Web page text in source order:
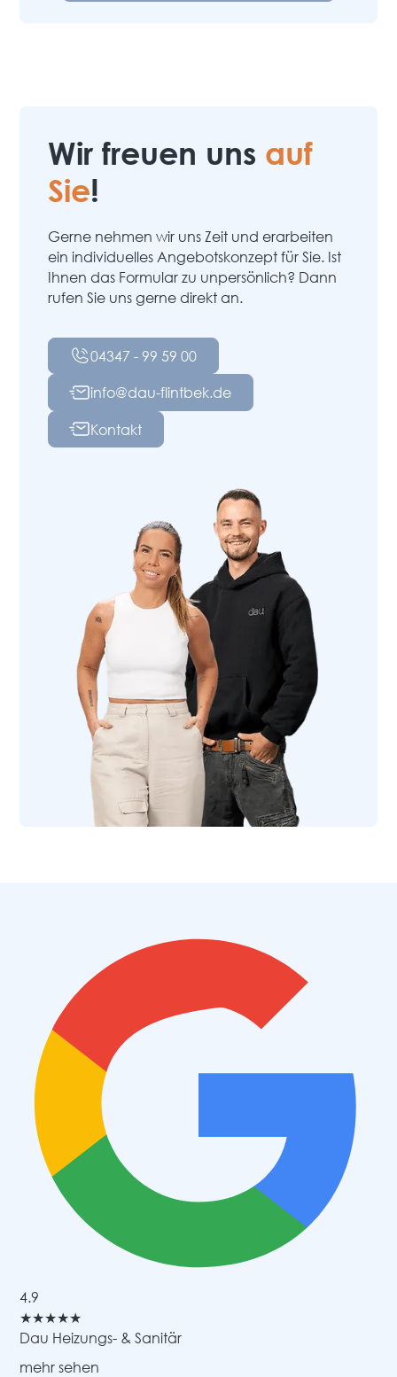
Wir freuen uns auf
Sie!
Gerne nehmen wir uns Zeit und erarbeiten
ein individuelles Angebotskonzept für Sie. Ist
Ihnen das Formular zu unpersönlich? Dann
rufen Sie uns gerne direkt an.
04347 - 99 59 00
info@dau-flintbek.de
Kontakt
4.9
★★★★★
Dau Heizungs- & Sanitär
mehr sehen